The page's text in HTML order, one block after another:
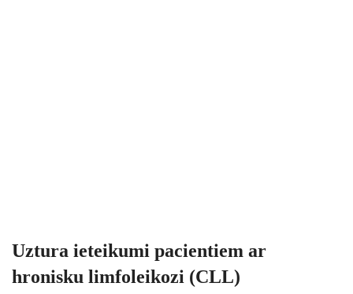
Uztura ieteikumi pacientiem ar
hronisku limfoleikozi (CLL)